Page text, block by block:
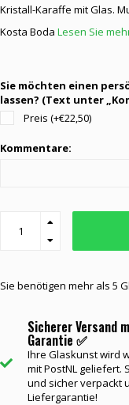
Kristall-Karaffe mit Glas.
Kosta Boda Lesen Sie
Sie möchten einen
lassen? (Text unter
Preis (+€22,50)
Kommentare:
Sie benötigen mehr als 5
Sicherer Versand
Garantie ✅
Ihre Glaskunst wird
mit PostNL geliefert.
und sicher verpackt
Liefergarantie!